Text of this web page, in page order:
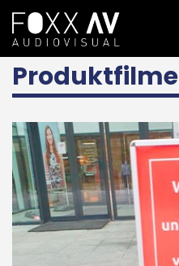
DE Projekte
Produktfilme